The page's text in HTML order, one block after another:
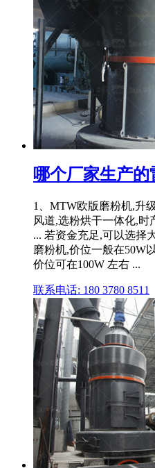
哪个厂家生产
1、MTW欧版磨粉机,升
风道,选粉烘干一体化,时
... 若资金充足,可以选择
磨粉机,价位一般在50W
价位可在100W 左右 ...
联系电话: 180 3780 8511